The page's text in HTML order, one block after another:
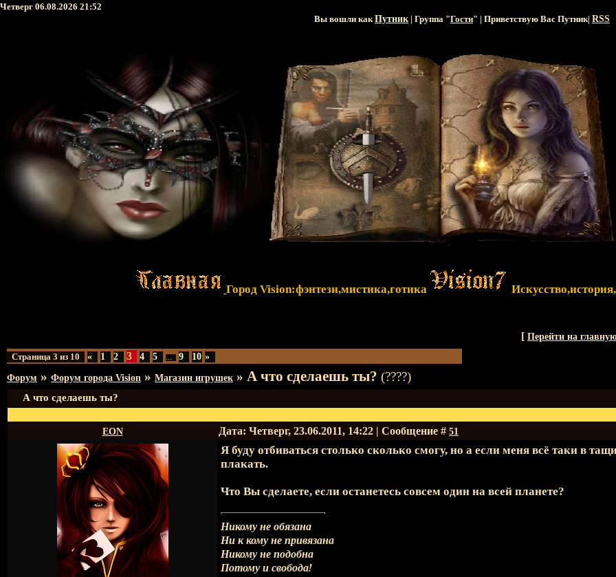
Четверг 06.08.2026 21:52
Вы вошли какПутник | Группа "Гости" | Приветствую Вас Путник| RSS
Город Vision:фэнтези,мистика,готика
[ Перейти на
Страница 3 из 10 « 1 2 3 4 5 … 9 10 »
Форум » Форум города Vision » Магазин игрушек » А что сделаешь ты? (????)
А что сделаешь ты?
EON Дата: Четверг, 23.06.2011, 14:22 | Сообщение # 51
Я буду отбиваться столько сколько смогу, но а если меня всё таки в
плакать.
Что Вы сделаете, если останетесь совсем один на всей планете?
Никому не обязана
Ни к кому не привязана
Никому не подобна
Потому и свобода!